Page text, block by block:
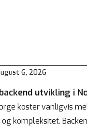
6, 2026
utvikling i
koster vanligvis
kompleksitet.